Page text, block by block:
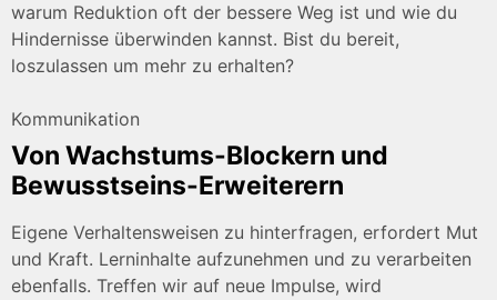
warum Reduktion oft der bessere Weg ist und wie du
Hindernisse überwinden kannst. Bist du bereit,
loszulassen um mehr zu erhalten?
Kommunikation
Von Wachstums-Blockern und
Bewusstseins-Erweiterern
Eigene Verhaltensweisen zu hinterfragen, erfordert Mut
und Kraft. Lerninhalte aufzunehmen und zu verarbeiten
ebenfalls. Treffen wir auf neue Impulse, wird